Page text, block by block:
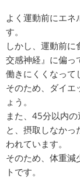
よく運動前にエネ
す。
しかし、運動前
交感神経』に偏っ
働きにくくなって
そのため、ダイエ
ょう。
また、45分以内
と、摂取しなか
われています。
そのため、体重減
トです。